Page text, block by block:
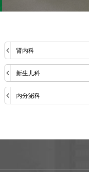
肾内科
新生儿科
内分泌科